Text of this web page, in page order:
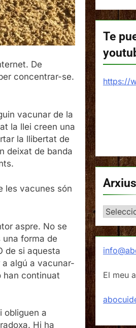
De
concentrar-se.
vacunar de la
la llei creen una
la llibertat de
deixat de banda
les vacunes són
aspre. No se
forma de
de si aquesta
algú a vacunar-
han continuat
obliguen a
Hi ha
Te
https://
Arxius
Arxius
El meu